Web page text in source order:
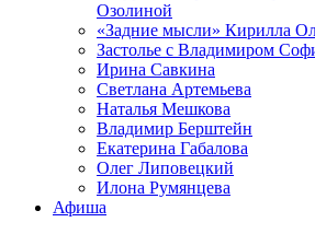
Озолиной
«Задние мысли» Кирилла
Застолье с Владимиром
Ирина Савкина
Светлана Артемьева
Наталья Мешкова
Владимир Берштейн
Екатерина Габалова
Олег Липовецкий
Илона Румянцева
Афиша